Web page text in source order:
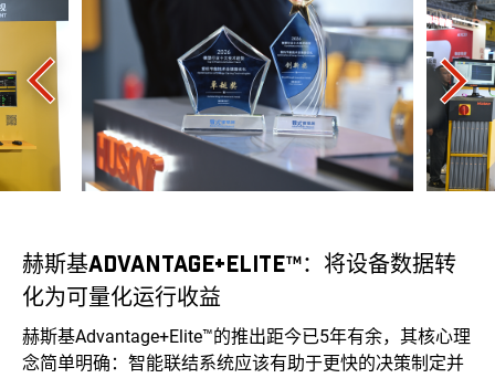
赫斯基ADVANTAGE+ELITE™：将设备数据转
化为可量化运行收益
赫斯基Advantage+Elite™的推出距今已5年有余，其核心理
念简单明确：智能联结系统应该有助于更快的决策制定并